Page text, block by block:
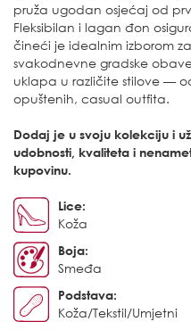
pruža ugodan osjećaj od
Fleksibilan i lagan đon
čineći je idealnim izborom
svakodnevne gradske
uklapa u različite stilove —
opuštenih, casual outfita.
Dodaj je u svoju kolekciju i
udobnosti, kvaliteta i
kupovinu.
Lice:
Koža
Boja:
Smeđa
Podstava:
Koža/Tekstil/Umjetni